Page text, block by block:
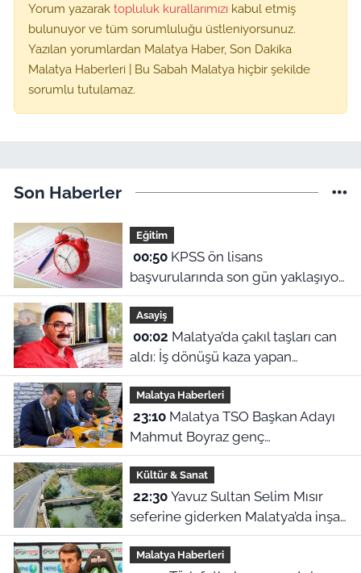
Yorum yazarak topluluk kurallarımızı kabul etmiş
bulunuyor ve tüm sorumluluğu üstleniyorsunuz.
Yazılan yorumlardan Malatya Haber, Son Dakika
Malatya Haberleri | Bu Sabah Malatya hiçbir şekilde
sorumlu tutulamaz.
Son Haberler
Eğitim
00:50KPSS ön lisans
başvurularında son gün yaklaşıyor:
2026 başvuru tarihleri ve sınav
ücreti ne?
Asayiş
00:02
aldı: İş dönüşü kaza yapan
motosikletli hayatını kaybetti
Malatya Haberleri
23:10Malatya TSO Başkan Adayı
Mahmut Boyraz genç
girişimcilerle buluştu
Kültür & Sanat
22:30Yavuz Sultan Selim Mısır
seferine giderken Malatya’da inşa
edildi: Peki, buranın ismi neden
“Nadir?”
Malatya Haberleri